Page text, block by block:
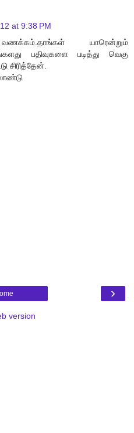
at 9:38 PM
யாரென்றும்
பதிவுகளை படித்து வெகு
சிரித்தேன்.
›
version